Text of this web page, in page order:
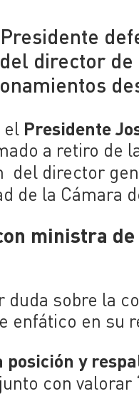
director de
el Presidente
a retiro de
del director
de la Cámara
ministra
sobre la
enfático en su
y
con